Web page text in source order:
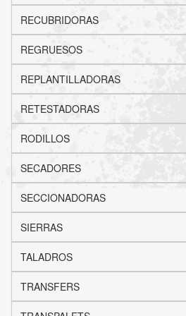
RECUBRIDORAS
REGRUESOS
REPLANTILLADORAS
RETESTADORAS
RODILLOS
SECADORES
SECCIONADORAS
SIERRAS
TALADROS
TRANSFERS